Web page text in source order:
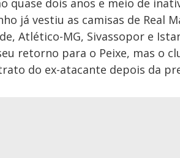
quase dois anos e meio de
já vestiu as camisas de Real
Atlético-MG, Sivassopor e
retorno para o Peixe, mas o
do ex-atacante depois da